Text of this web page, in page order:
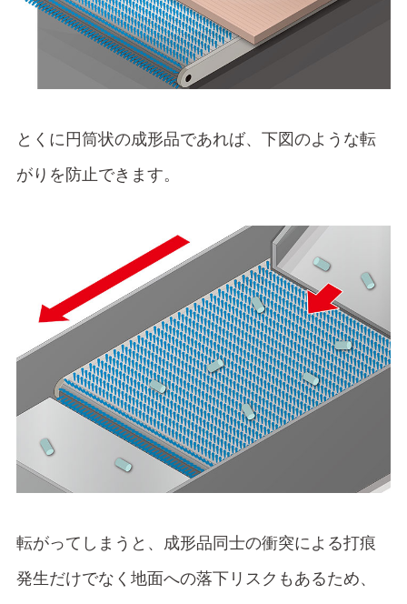
とくに円筒状の成形品であれば、下図のような転
がりを防止できます。
転がってしまうと、成形品同士の衝突による打痕
発生だけでなく地面への落下リスクもあるため、